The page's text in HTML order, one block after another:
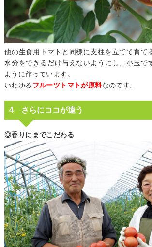
他の生食用トマトと同様に支柱を立てて育て
水分をできるだけ与えないようにし、小玉で
ように作っています。
いわゆる フルーツトマトが原料なのです。
4 さらにココが違う
◎香りにまでこだわる